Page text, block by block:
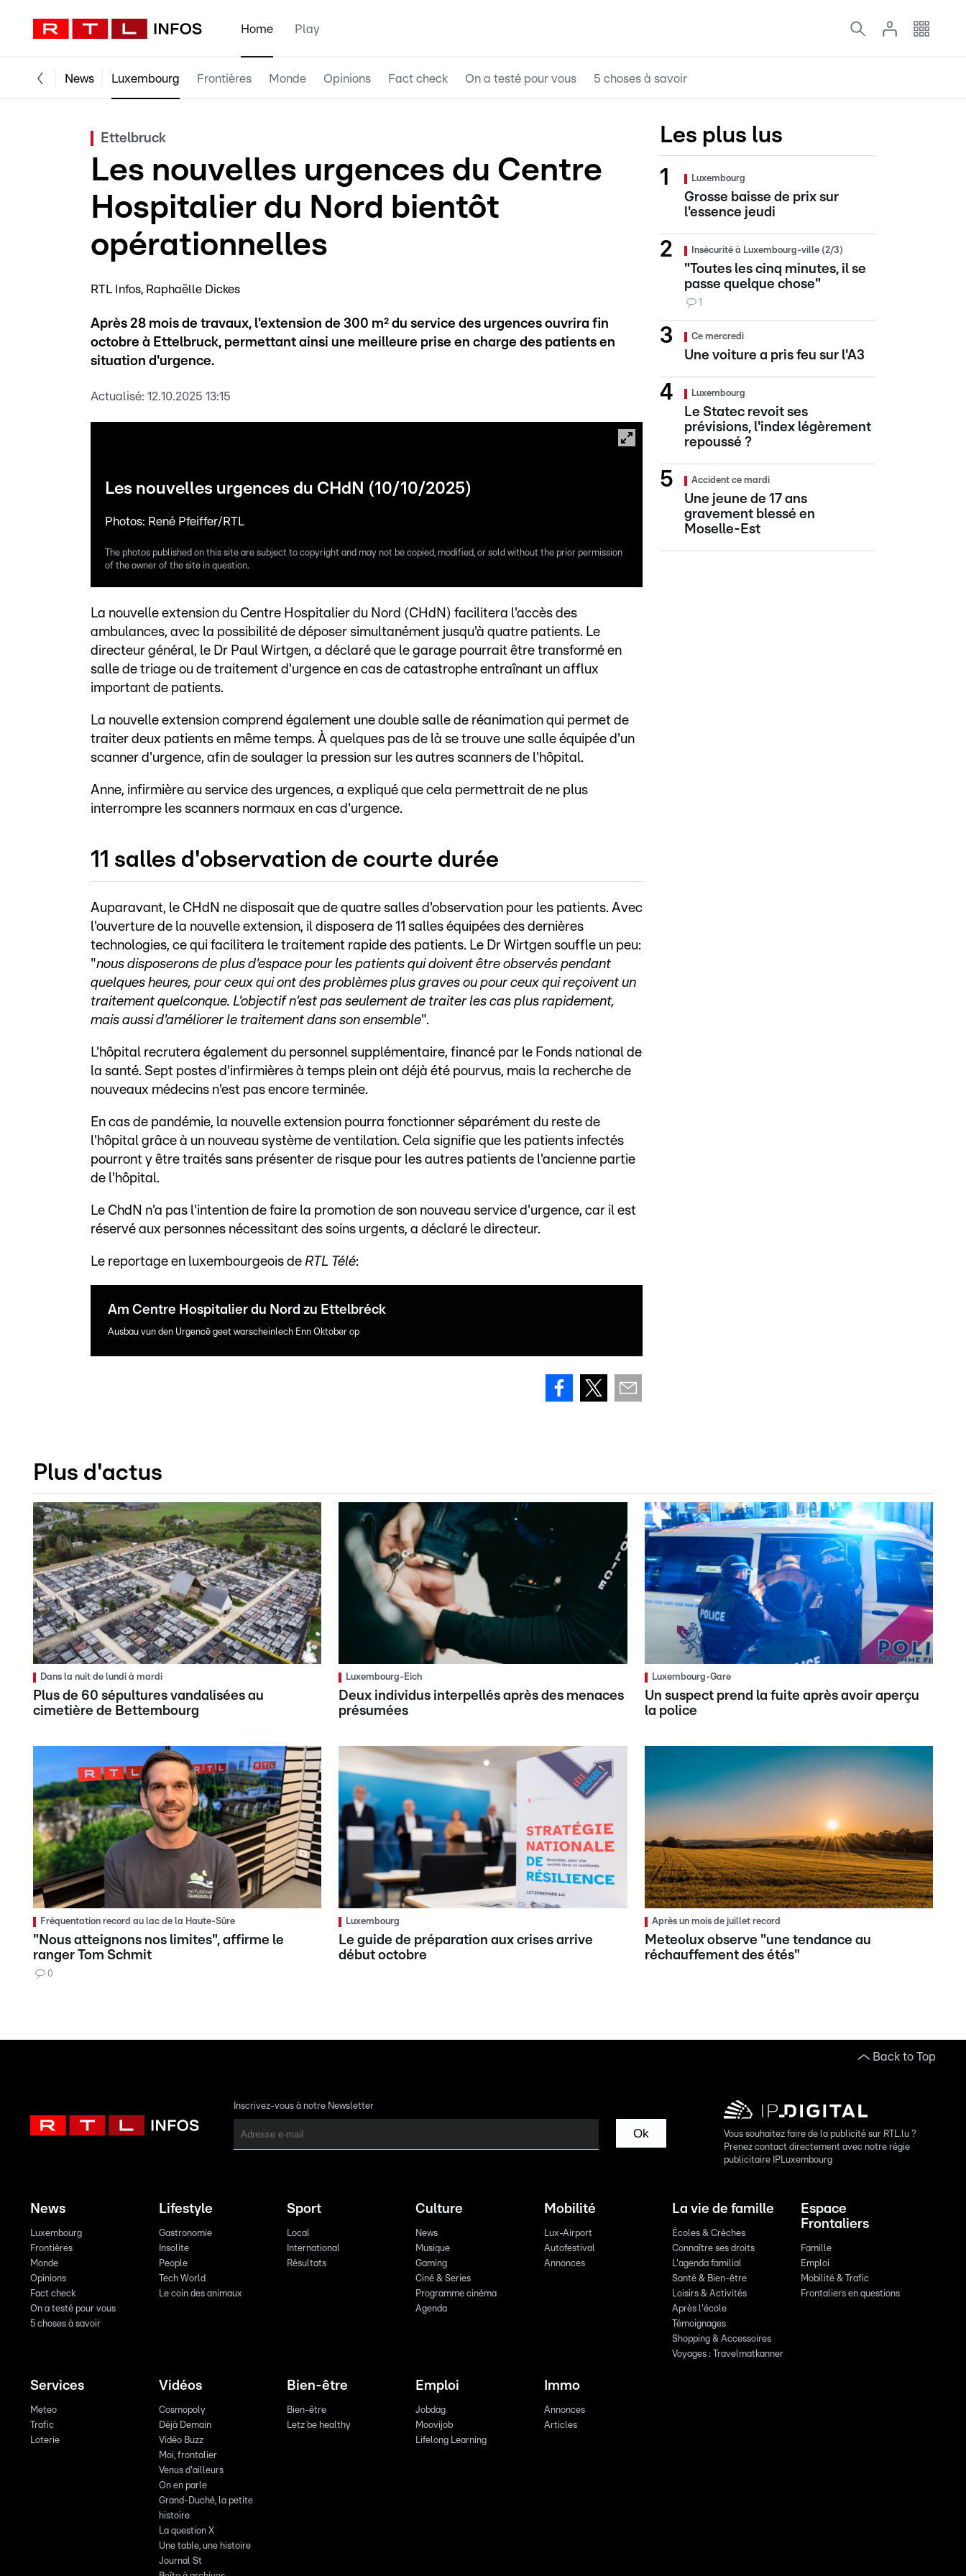
Home Play
News Luxembourg Frontières Monde Opinions Fact check On a testé pour vous 5 choses à savoir
Ettelbruck
Les nouvelles urgences du Centre
Hospitalier du Nord bientôt
opérationnelles
RTL Infos Raphaëlle Dickes
Après 28 mois de travaux, l'extension de 300 m² du service des urgences ouvrira fin
octobre à Ettelbruck, permettant ainsi une meilleure prise en charge des patients en
situation d'urgence.
Actualisé: 12.10.2025 13:15
Les nouvelles urgences du CHdN (10/10/2025)
Photos: René Pfeiffer/RTL
The photos published on this site are subject to copyright and may not be copied, modified, or sold without the prior permission
of the owner of the site in question.
La nouvelle extension du Centre Hospitalier du Nord (CHdN) facilitera l'accès des
ambulances, avec la possibilité de déposer simultanément jusqu'à quatre patients. Le
directeur général, le Dr Paul Wirtgen, a déclaré que le garage pourrait être transformé en
salle de triage ou de traitement d'urgence en cas de catastrophe entraînant un afflux
important de patients.
La nouvelle extension comprend également une double salle de réanimation qui permet de
traiter deux patients en même temps. À quelques pas de là se trouve une salle équipée d'un
scanner d'urgence, afin de soulager la pression sur les autres scanners de l'hôpital.
Anne, infirmière au service des urgences, a expliqué que cela permettrait de ne plus
interrompre les scanners normaux en cas d'urgence.
11 salles d'observation de courte durée
Auparavant, le CHdN ne disposait que de quatre salles d'observation pour les patients. Avec
l'ouverture de la nouvelle extension, il disposera de 11 salles équipées des dernières
technologies, ce qui facilitera le traitement rapide des patients. Le Dr Wirtgen souffle un peu:
"nous disposerons de plus d'espace pour les patients qui doivent être observés pendant
quelques heures, pour ceux qui ont des problèmes plus graves ou pour ceux qui reçoivent un
traitement quelconque. L'objectif n'est pas seulement de traiter les cas plus rapidement,
mais aussi d'améliorer le traitement dans son ensemble".
L'hôpital recrutera également du personnel supplémentaire, financé par le Fonds national de
la santé. Sept postes d'infirmières à temps plein ont déjà été pourvus, mais la recherche de
nouveaux médecins n'est pas encore terminée.
En cas de pandémie, la nouvelle extension pourra fonctionner séparément du reste de
l'hôpital grâce à un nouveau système de ventilation. Cela signifie que les patients infectés
pourront y être traités sans présenter de risque pour les autres patients de l'ancienne partie
de l'hôpital.
Le ChdN n'a pas l'intention de faire la promotion de son nouveau service d'urgence, car il est
réservé aux personnes nécessitant des soins urgents, a déclaré le directeur.
Le reportage en luxembourgeois de RTL Télé:
Am Centre Hospitalier du Nord zu Ettelbréck
Ausbau vun den Urgencë geet warscheinlech Enn Oktober op
Les plus lus
Luxembourg
Grosse baisse de prix sur
l'essence jeudi
Insécurité à Luxembourg-ville (2/3)
"Toutes les cinq minutes, il se
passe quelque chose"
1
Ce mercredi
Une voiture a pris feu sur l'A3
Luxembourg
Le Statec revoit ses
prévisions, l'index légèrement
repoussé ?
Accident ce mardi
Une jeune de 17 ans
gravement blessé en
Moselle-Est
Plus d'actus
Dans la nuit de lundi à mardi
Plus de 60 sépultures vandalisées au
cimetière de Bettembourg
Luxembourg-Eich
Deux individus interpellés après des menaces
présumées
Luxembourg-Gare
Un suspect prend la fuite après avoir aperçu
la police
Fréquentation record au lac de la Haute-Sûre
"Nous atteignons nos limites", affirme le
ranger Tom Schmit
0
Luxembourg
Le guide de préparation aux crises arrive
début octobre
Après un mois de juillet record
Meteolux observe "une tendance au
réchauffement des étés"
Back to Top
Inscrivez-vous à notre Newsletter
Ok
Vous souhaitez faire de la publicité sur RTL.lu ?
Prenez contact directement avec notre régie
publicitaire IPLuxembourg
News
Luxembourg
Frontières
Monde
Opinions
Fact check
On a testé pour vous
5 choses à savoir
Lifestyle
Gastronomie
Insolite
People
Tech World
Le coin des animaux
Sport
Local
International
Résultats
Culture
News
Musique
Gaming
Ciné & Series
Programme cinéma
Agenda
Mobilité
Lux-Airport
Autofestival
Annonces
La vie de famille
Écoles & Crèches
Connaître ses droits
L'agenda familial
Santé & Bien-être
Loisirs & Activités
Après l'école
Témoignages
Shopping & Accessoires
Voyages : Travelmatkanner
Espace
Frontaliers
Famille
Emploi
Mobilité & Trafic
Frontaliers en questions
Services
Meteo
Trafic
Loterie
Vidéos
Cosmopoly
Déjà Demain
Vidéo Buzz
Moi, frontalier
Venus d'ailleurs
On en parle
Grand-Duché, la petite
histoire
La question X
Une table, une histoire
Journal St
Bien-être
Bien-être
Letz be healthy
Emploi
Jobdag
Moovijob
Lifelong Learning
Immo
Annonces
Articles